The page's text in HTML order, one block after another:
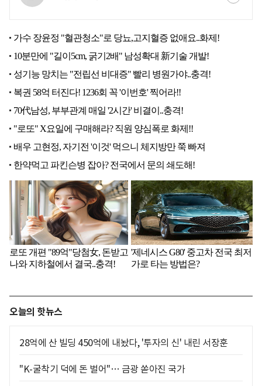
오늘의 핫뉴스
28억에 산 빌딩 450억에 내놨다, '투자의 신' 내린 서장훈
"K-굴착기 덕에 돈 벌어"… 금광 쏟아진 국가